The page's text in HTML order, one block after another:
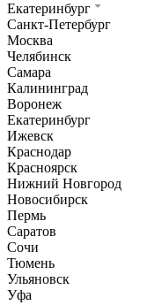
Екатеринбург
Санкт-Петербург
Москва
Челябинск
Самара
Калининград
Воронеж
Екатеринбург
Ижевск
Краснодар
Красноярск
Нижний Новгород
Новосибирск
Пермь
Саратов
Сочи
Тюмень
Ульяновск
Уфа